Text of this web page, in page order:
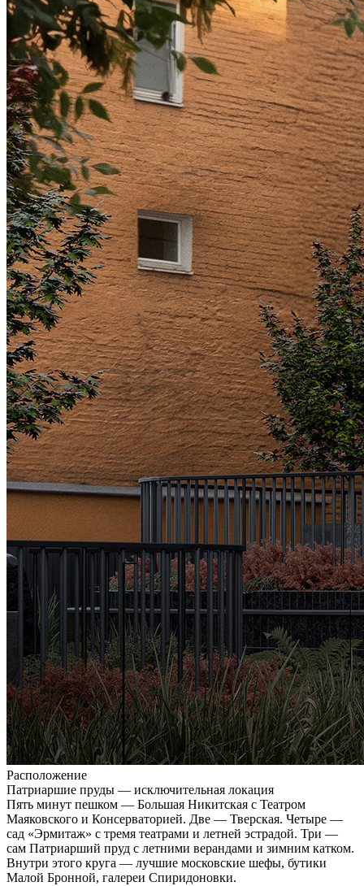
Расположение
Патриаршие пруды — исключительная локация
Пять минут пешком — Большая Никитская с Театром
Маяковского и Консерваторией. Две — Тверская. Четыре —
сад «Эрмитаж» с тремя театрами и летней эстрадой. Три —
сам Патриарший пруд с летними верандами и зимним катком.
Внутри этого круга — лучшие московские шефы, бутики
Малой Бронной, галереи Спиридоновки.